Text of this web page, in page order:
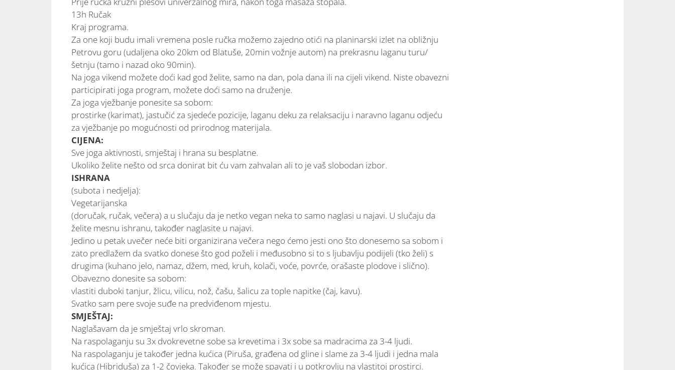
13h Ručak
Kraj programa.
Za one koji budu imali vremena posle ručka možemo zajedno otići na planinarski izlet na obližnju
Petrovu goru (udaljena oko 20km od Blatuše, 20min vožnje autom) na prekrasnu laganu turu/
šetnju (tamo i nazad oko 90min).
Na joga vikend možete doći kad god želite, samo na dan, pola dana ili na cijeli vikend. Niste obavezni
participirati joga program, možete doći samo na druženje.
Za joga vježbanje ponesite sa sobom:
prostirke (karimat), jastučić za sjedeće pozicije, laganu deku za relaksaciju i naravno laganu odjeću
za vježbanje po mogućnosti od prirodnog materijala.
CIJENA:
Sve joga aktivnosti, smještaj i hrana su besplatne.
Ukoliko želite nešto od srca donirat bit ću vam zahvalan ali to je vaš slobodan izbor.
ISHRANA
(subota i nedjelja):
Vegetarijanska
(doručak, ručak, večera) a u slučaju da je netko vegan neka to samo naglasi u najavi. U slučaju da
želite mesnu ishranu, također naglasite u najavi.
Jedino u petak uvečer neće biti organizirana večera nego ćemo jesti ono što donesemo sa sobom i
zato predlažem da svatko donese što god poželi i međusobno si to s ljubavlju podijeli (tko želi) s
drugima (kuhano jelo, namaz, džem, med, kruh, kolači, voće, povrće, orašaste plodove i slično).
Obavezno donesite sa sobom:
vlastiti duboki tanjur, žlicu, vilicu, nož, čašu, šalicu za tople napitke (čaj, kavu).
Svatko sam pere svoje suđe na predviđenom mjestu.
SMJEŠTAJ:
Naglašavam da je smještaj vrlo skroman.
Na raspolaganju su 3x dvokrevetne sobe sa krevetima i 3x sobe sa madracima za 3-4 ljudi.
Na raspolaganju je također jedna kućica (Piruša, građena od gline i slame za 3-4 ljudi i jedna mala
kućica (Hibriduša) za 1-2 čovjeka. Također se može spavati i u potkrovlju na vlastitoj prostirci.